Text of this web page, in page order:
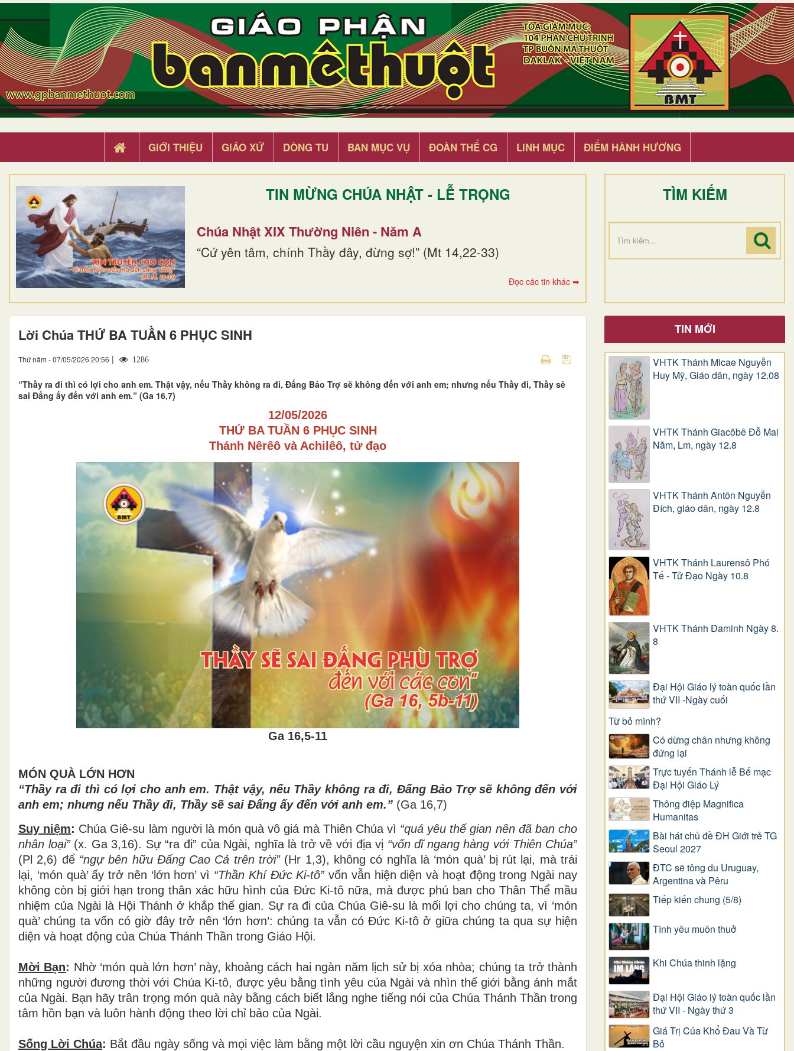
GIỚI THIỆU GIÁO XỨ DÒNG TU BAN MỤC VỤ ĐOÀN THỂ CG LINH MỤC ĐIỂM HÀNH HƯƠNG
TIN MỪNG CHÚA NHẬT - LỄ TRỌNG
Chúa Nhật XIX Thường Niên - Năm A
“Cứ yên tâm, chính Thầy đây, đừng sợ!” (Mt 14,22-33)
Đọc các tin khác ➥
TÌM KIẾM
Lời Chúa THỨ BA TUẦN 6 PHỤC SINH
Thứ năm - 07/05/2026 20:56 | 1286
“Thầy ra đi thì có lợi cho anh em. Thật vậy, nếu Thầy không ra đi, Đấng Bảo Trợ sẽ không đến với anh em; nhưng nếu Thầy đi, Thầy sẽ
sai Đấng ấy đến với anh em.” (Ga 16,7)
12/05/2026
THỨ BA TUẦN 6 PHỤC SINH
Thánh Nêrêô và Achilêô, tử đạo
Ga 16,5-11
MÓN QUÀ LỚN HƠN
“Thầy rađi thì có lợi cho anh em. Thật vậy, nếu Thầy không rađi, Đấng Bảo Trợsẽ khôngđến với
anh em; nhưng nếu Thầy đi, Thầy sẽ sai Đấng ấy đến với anh em.” (Ga 16,7)
Suy niệm: Chúa Giê-su làm người là món quà vô giá mà Thiên Chúa vì “quá yêu thếgian nên đãban cho
nhân loại” (x. Ga 3,16). Sự “ra đi” của Ngài, nghĩa là trở về với địa vị “vốn dĩngang hàng với Thiên Chúa”
(Pl 2,6) để “ngựbên hữu Đấng Cao Cả trên trời” (Hr 1,3), không có nghĩa là ‘món quà’ bị rút lại, mà trái
lại, ‘món quà’ ấy trở nên ‘lớn hơn’ vì “Thần Khí Đức Ki-tô”vốn vẫn hiện diện và hoạt động trong Ngài nay
không còn bị giới hạn trong thân xác hữu hình của Đức Ki-tô nữa, mà được phú ban cho Thân Thể mầu
nhiệm của Ngài là Hội Thánh ở khắp thế gian. Sự ra đi của Chúa Giê-su là mối lợi cho chúng ta, vì ‘món
quà’ chúng ta vốn có giờ đây trở nên ‘lớn hơn’: chúng ta vẫn có Đức Ki-tô ở giữa chúng ta qua sự hiện
diện và hoạt động của Chúa Thánh Thần trong Giáo Hội.
Mời Bạn: Nhờ ‘món quà lớn hơn’ này, khoảng cách hai ngàn năm lịch sử bị xóa nhòa; chúng ta trở thành
những người đương thời với Chúa Ki-tô, được yêu bằng tình yêu của Ngài và nhìn thế giới bằng ánh mắt
của Ngài. Bạn hãy trân trọng món quà này bằng cách biết lắng nghe tiếng nói của Chúa Thánh Thần trong
tâm hồn bạn và luôn hành động theo lời chỉ bảo của Ngài.
Sống Lời Chúa: Bắt đầu ngày sống và mọi việc làm bằng một lời cầu nguyện xin ơn Chúa Thánh Thần.
TIN MỚI
VHTK Thánh Micae Nguyễn
Huy Mỹ, Giáo dân, ngày 12.08
VHTK Thánh Giacôbê Ðỗ Mai
Năm, Lm, ngày 12.8
VHTK Thánh Antôn Nguyễn
Ðích, giáo dân, ngày 12.8
VHTK Thánh Laurensô Phó
Tế - Tử Đạo Ngày 10.8
VHTK Thánh Đaminh Ngày 8.
8
Đại Hội Giáo lý toàn quốc lần
thứ VII -Ngày cuối
Từ bỏ mình?
Có dừng chân nhưng không
đứng lại
Trực tuyến Thánh lễ Bế mạc
Đại Hội Giáo Lý
Thông điệp Magnifica
Humanitas
Bài hát chủ đề ĐH Giới trẻ TG
Seoul 2027
ĐTC sẽ tông du Uruguay,
Argentina và Pêru
Tiếp kiến chung (5/8)
Tình yêu muôn thuở
Khi Chúa thinh lặng
Đại Hội Giáo lý toàn quốc lần
thứ VII - Ngày thứ 3
Giá Trị Của Khổ Ðau Và Từ
Bỏ